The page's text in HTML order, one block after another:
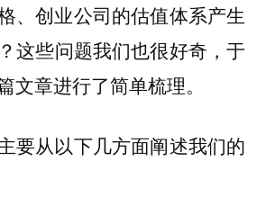
、创业公司的估值体系产生
这些问题我们也很好奇，于
文章进行了简单梳理。
要从以下几方面阐述我们的